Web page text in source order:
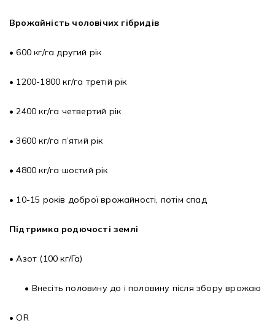
Врожайність чоловічих гібридів
• 600 кг/га другий рік
• 1200-1800 кг/га третій рік
• 2400 кг/га четвертий рік
• 3600 кг/га п’ятий рік
• 4800 кг/га шостий рік
• 10-15 років доброї врожайності, потім спад
Підтримка родючості землі
• Азот (100 кг/Га)
• Внесіть половину до і половину після збору врожаю
• OR